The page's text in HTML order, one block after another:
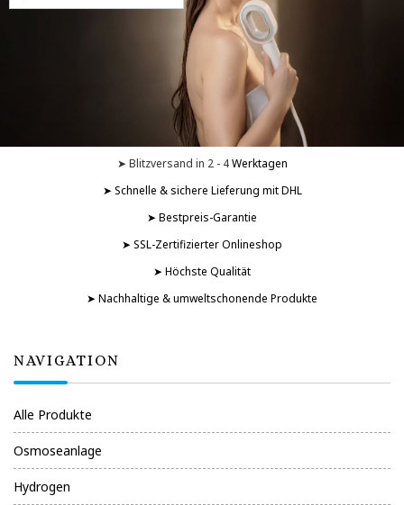
➤ Blitzversand in 2 - 4Werktagen
➤ Schnelle & sichere Lieferung mit DHL
➤ Bestpreis-Garantie
➤ SSL-Zertifizierter Onlineshop
➤ Höchste Qualität
➤ Nachhaltige & umweltschonende Produkte
NAVIGATION
Alle Produkte
Osmoseanlage
Hydrogen